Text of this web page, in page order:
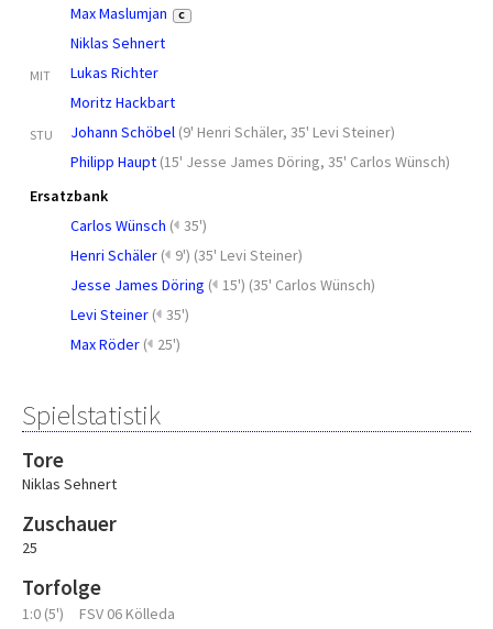
Max Maslumjan
C
Niklas Sehnert
MIT
Lukas Richter
Moritz Hackbart
STU Johann Schöbel (9' Henri Schäler, 35' Levi Steiner)
Philipp Haupt (15' Jesse James Döring, 35' Carlos Wünsch)
Ersatzbank
Carlos Wünsch ( 35')
Henri Schäler ( 9') (35' Levi Steiner)
Jesse James Döring ( 15') (35' Carlos Wünsch)
Levi Steiner ( 35')
Max Röder ( 25')
Spielstatistik
Tore
Niklas Sehnert
Zuschauer
25
Torfolge
1:0 (5')
FSV 06 Kölleda